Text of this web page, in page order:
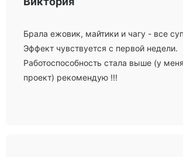
Брала ежовик, майтики и чагу - все
Эффект чувствуется с первой недели.
Работоспособность стала выше (у
проект) рекомендую !!!